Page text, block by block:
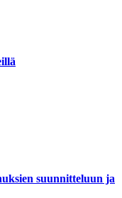
suunnitteluun ja